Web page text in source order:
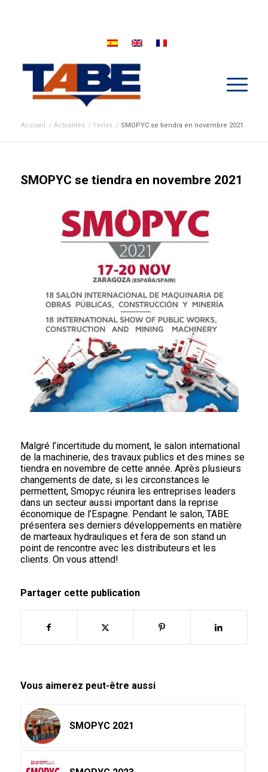
Accueil / Actualités / Ferias / SMOPYC se tiendra en novembre 2021
SMOPYC se tiendra en novembre 2021
Malgré l’incertitude du moment, le salon international
de la machinerie, des travaux publics et des mines se
tiendra en novembre de cette année. Après plusieurs
changements de date, si les circonstances le
permettent, Smopyc réunira les entreprises leaders
dans un secteur aussi important dans la reprise
économique de l’Espagne. Pendant le salon, TABE
présentera ses derniers développements en matière
de marteaux hydrauliques et fera de son stand un
point de rencontre avec les distributeurs et les
clients. On vous attend!
Partager cette publication
Vous aimerez peut-être aussi
SMOPYC 2021